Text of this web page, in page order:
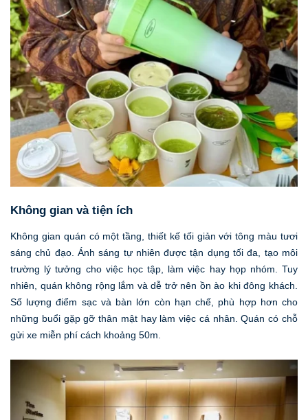
Không gian và tiện ích
Không gian quán có một tầng, thiết kế tối giản với tông màu tươi
sáng chủ đạo. Ánh sáng tự nhiên được tận dụng tối đa, tạo môi
trường lý tưởng cho việc học tập, làm việc hay họp nhóm. Tuy
nhiên, quán không rộng lắm và dễ trở nên ồn ào khi đông khách.
Số lượng điểm sạc và bàn lớn còn hạn chế, phù hợp hơn cho
những buổi gặp gỡ thân mật hay làm việc cá nhân. Quán có chỗ
gửi xe miễn phí cách khoảng 50m.